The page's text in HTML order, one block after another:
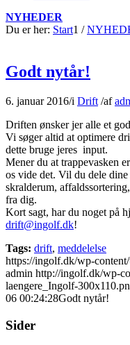
NYHEDER
Du er her: Start1 /
Godt nytår!
6. januar 2016/i Drift /af
Driften ønsker jer alle et
Vi søger altid at optimere
dette bruge jeres input.
Mener du at trappevasken
os vide det. Vil du dele
skralderum,
fra dig.
Kort sagt, har du noget på
drift@ingolf.dk!
Tags: drift, meddelelse
https://ingolf.dk/wp-
admin http://ingolf.dk/wp-
laengere_Ingolf-
06 00:24:28Godt nytår!
Sider